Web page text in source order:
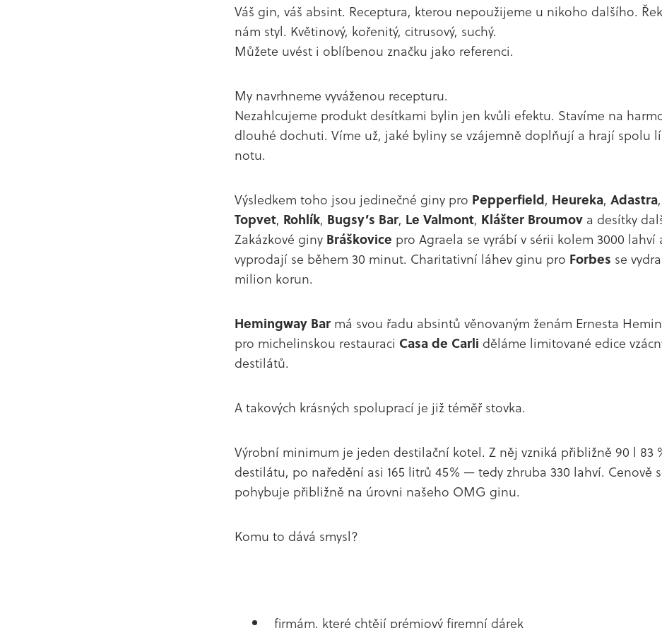
Váš gin, váš absint. Receptura, kterou nepoužijeme u nikoho dalšího.
nám styl. Květinový, kořenitý, citrusový, suchý.
Můžete uvést i oblíbenou značku jako referenci.
My navrhneme vyváženou recepturu.
Nezahlcujeme produkt desítkami bylin jen kvůli efektu. Stavíme na
dlouhé dochuti. Víme už, jaké byliny se vzájemně doplňují a hrají spolu
notu.
Výsledkem toho jsou jedinečné giny pro Pepperfield, Heureka, Adastra,
Topvet, Rohlík, Bugsy’s Bar, Le Valmont, Klášter Broumov a desítky
Zakázkové giny Bráškovice pro Agraela se vyrábí v sérii kolem 3000 lahví
vyprodají se během 30 minut. Charitativní láhev ginu pro Forbes se
milion korun.
Hemingway Bar má svou řadu absintů věnovaným ženám Ernesta
pro michelinskou restauraci Casa de Carli děláme limitované edice
destilátů.
A takových krásných spoluprací je již téměř stovka.
Výrobní minimum je jeden destilační kotel. Z něj vzniká přibližně 90 l 83
destilátu, po naředění asi 165 litrů 45% — tedy zhruba 330 lahví. Cenově
pohybuje přibližně na úrovni našeho OMG ginu.
Komu to dává smysl?
firmám, které chtějí prémiový firemní dárek